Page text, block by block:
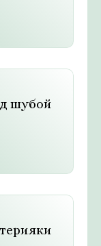
шубой